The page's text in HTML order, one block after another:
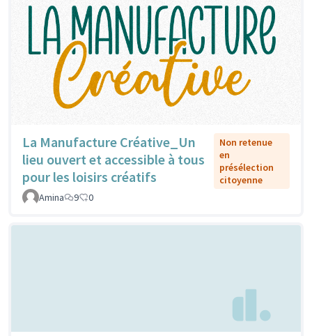
La Manufacture Créative_Un
lieu ouvert et accessible à tous
pour les loisirs créatifs
Non retenue
en
présélection
citoyenne
Amina
9 0